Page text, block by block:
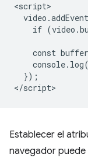
<script>
if
const
  });
Establecer el
navegador